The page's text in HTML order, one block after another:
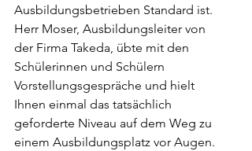
Ausbildungsbetrieben Standard ist.
Herr Moser, Ausbildungsleiter von
der Firma Takeda, übte mit den
Schülerinnen und Schülern
Vorstellungsgespräche und hielt
Ihnen einmal das tatsächlich
geforderte Niveau auf dem Weg zu
einem Ausbildungsplatz vor Augen.